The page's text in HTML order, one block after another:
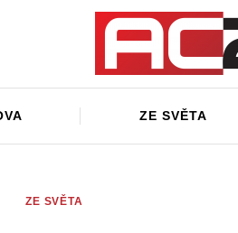
ZE SVĚTA
ZE SVĚTA